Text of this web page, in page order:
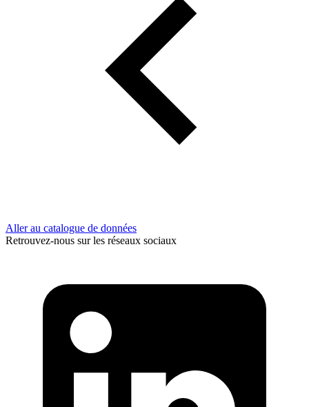
Aller au catalogue de données
Retrouvez-nous sur les réseaux sociaux